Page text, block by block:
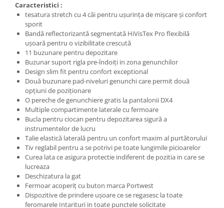
Caracteristici :
tesatura stretch cu 4 căi pentru ușurința de mișcare și confort
sporit
Bandă reflectorizantă segmentată HiVisTex Pro flexibilă
ușoară pentru o vizibilitate crescută
11 buzunare pentru depozitare
Buzunar suport rigla pre-îndoiți in zona genunchilor
Design slim fit pentru confort exceptional
Două buzunare pad-niveluri genunchi care permit două
opțiuni de poziționare
O pereche de genunchiere gratis la pantalonii DX4
Multiple compartimente laterale cu fermoare
Bucla pentru ciocan pentru depozitarea sigură a
instrumentelor de lucru
Talie elastică laterală pentru un confort maxim al purtătorului
Tiv reglabil pentru a se potrivi pe toate lungimile picioarelor
Curea lata ce asigura protectie indiferent de pozitia in care se
lucreaza
Deschizatura la gat
Fermoar acoperiț cu buton marca Portwest
Dispozitive de prindere ușoare ce se regasesc la toate
feromarele Intarituri in toate punctele solicitate